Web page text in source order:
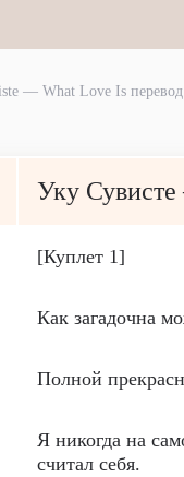
— What Love Is перевод
Уку
[Куплет 1]
Как загадочна
Полной
Я никогда на
считал себя.